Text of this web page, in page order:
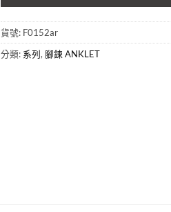
貨號: F0152ar
分類: 系列, 腳鍊 ANKLET